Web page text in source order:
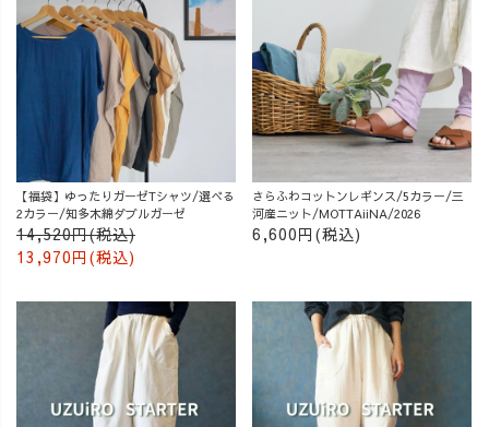
【福袋】ゆったりガーゼTシャツ/選べる
2カラー/知多木綿ダブルガーゼ
14,520円(税込)
13,970円(税込)
さらふわコットンレギンス/5カラー/三
河産ニット/MOTTAiiNA/2026
6,600円(税込)